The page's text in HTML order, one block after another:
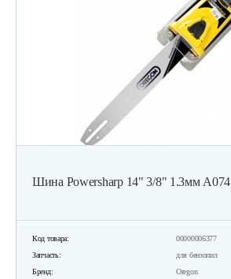
Шина Powersharp 14" 3/8" 1.3мм А074
Код товара:
00000006377
Запчасть:
для бензопил
Бренд:
Oregon